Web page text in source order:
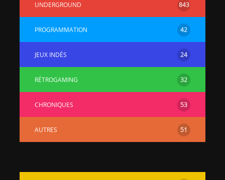
UNDERGROUND 843
PROGRAMMATION 42
JEUX INDÉS 24
RÉTROGAMING 32
CHRONIQUES 53
AUTRES 51